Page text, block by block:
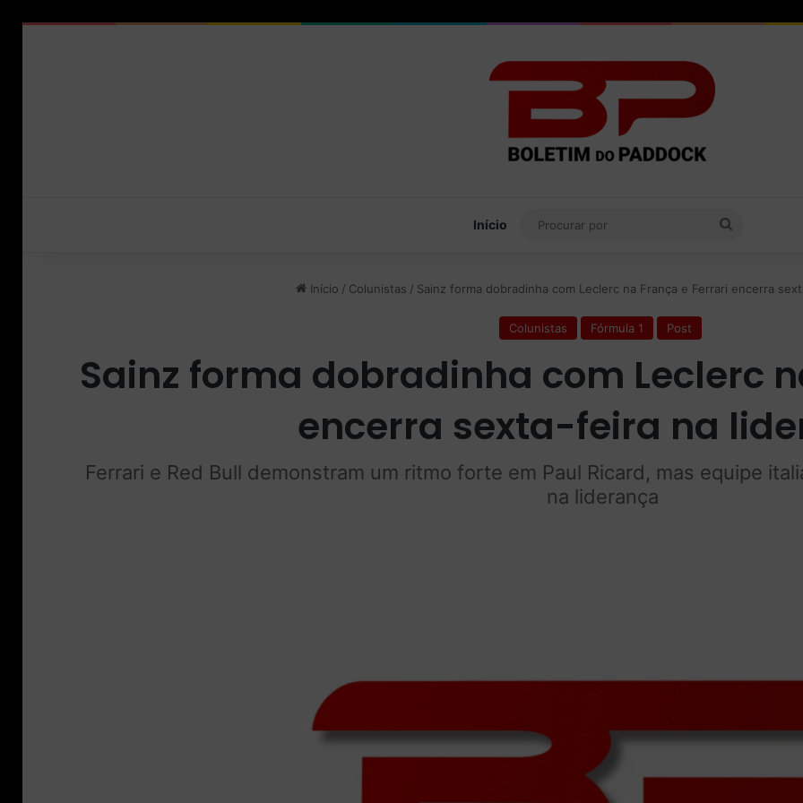
Início
Início / Colunistas / Sainz forma dobradinha com Leclerc na França e Ferrari encerra
Colunistas Fórmula 1 Post
Sainz forma dobradinha com Leclerc
encerra sexta-feira na
Ferrari e Red Bull demonstram um ritmo forte em Paul Ricard, mas equipe
na liderança